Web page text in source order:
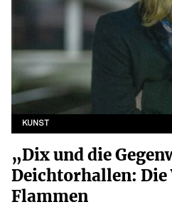
KUNST
„Dix und die
Deichtorhallen: Die
Flammen